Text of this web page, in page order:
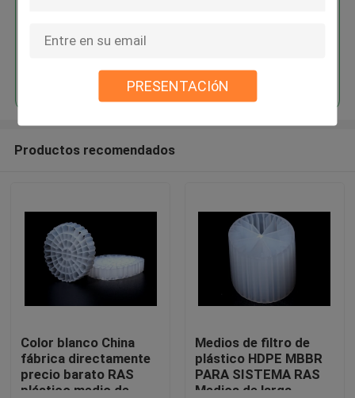
PRESENTACIóN
Hogar
Continuar
Productos recomendados
Color blanco China
fábrica directamente
precio barato RAS
plástico medio de
Medios de filtro de
plástico HDPE MBBR
PARA SISTEMA RAS
Medios de larga